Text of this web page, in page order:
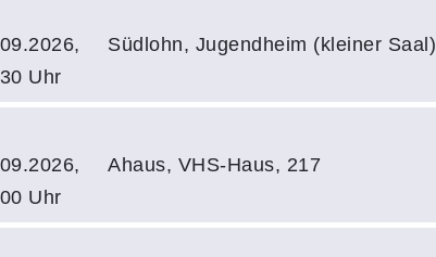
Uhr
Südlohn, Jugendheim (kleiner Saal)
Uhr
Ahaus, VHS-Haus, 217